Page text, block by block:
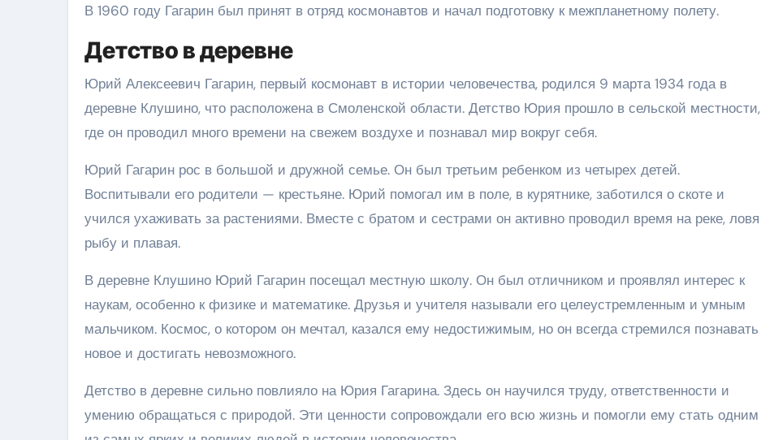
В 1960 году Гагарин был принят в отряд космонавтов и начал подготовку к межпланетному полету.
Детство в деревне
Юрий Алексеевич Гагарин, первый космонавт в истории человечества, родился 9 марта 1934 года в
деревне Клушино, что расположена в Смоленской области. Детство Юрия прошло в сельской местности,
где он проводил много времени на свежем воздухе и познавал мир вокруг себя.
Юрий Гагарин рос в большой и дружной семье. Он был третьим ребенком из четырех детей.
Воспитывали его родители — крестьяне. Юрий помогал им в поле, в курятнике, заботился о скоте и
учился ухаживать за растениями. Вместе с братом и сестрами он активно проводил время на реке, ловя
рыбу и плавая.
В деревне Клушино Юрий Гагарин посещал местную школу. Он был отличником и проявлял интерес к
наукам, особенно к физике и математике. Друзья и учителя называли его целеустремленным и умным
мальчиком. Космос, о котором он мечтал, казался ему недостижимым, но он всегда стремился познавать
новое и достигать невозможного.
Детство в деревне сильно повлияло на Юрия Гагарина. Здесь он научился труду, ответственности и
умению обращаться с природой. Эти ценности сопровождали его всю жизнь и помогли ему стать одним